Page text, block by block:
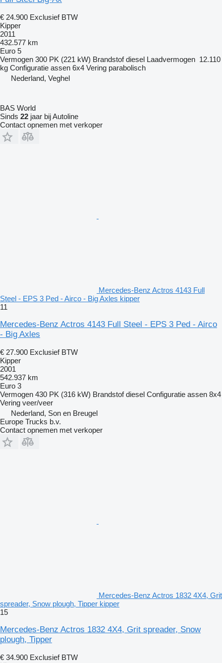
€ 24.900 Exclusief BTW
Kipper
2011
432.577 km
Euro 5
Vermogen 300 PK (221 kW) Brandstof diesel Laadvermogen 12.110
kg Configuratie assen 6x4 Vering parabolisch
Nederland, Veghel
BAS World
Sinds 22 jaar bij Autoline
Contact opnemen met verkoper
Mercedes-Benz Actros 4143 Full
Steel - EPS 3 Ped - Airco - Big Axles kipper
11
Mercedes-Benz Actros 4143 Full Steel - EPS 3 Ped - Airco
- Big Axles
€ 27.900 Exclusief BTW
Kipper
2001
542.937 km
Euro 3
Vermogen 430 PK (316 kW) Brandstof diesel Configuratie assen 8x4
Vering veer/veer
Nederland, Son en Breugel
Europe Trucks b.v.
Contact opnemen met verkoper
Mercedes-Benz Actros 1832 4X4, Grit
spreader, Snow plough, Tipper kipper
15
Mercedes-Benz Actros 1832 4X4, Grit spreader, Snow
plough, Tipper
€ 34.900 Exclusief BTW